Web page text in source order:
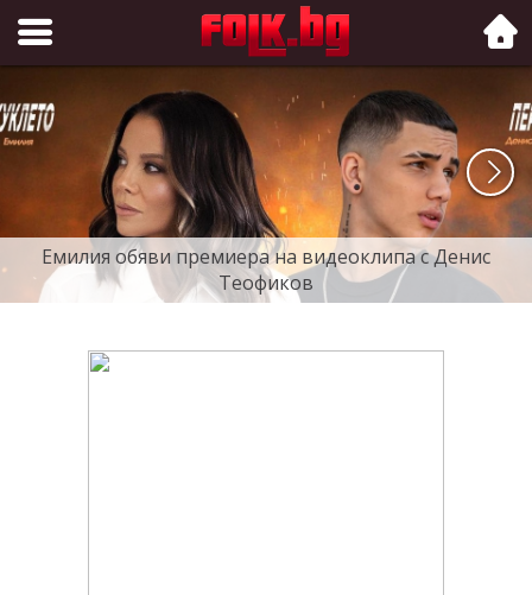
Folk.bg
Емилия обяви премиера на видеоклипа с Денис
Теофиков